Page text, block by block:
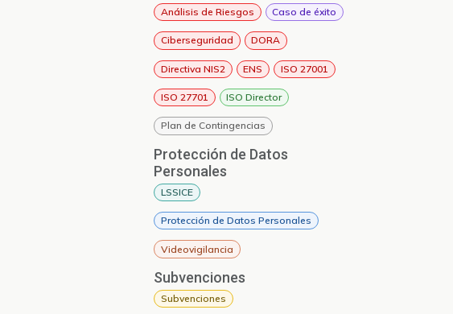
Análisis de Riesgos Caso de éxito
Ciberseguridad DORA
Directiva NIS2 ENS ISO 27001
ISO 27701 ISO Director
Plan de Contingencias
Protección de Datos
Personales
LSSICE
Protección de Datos Personales
Videovigilancia
Subvenciones
Subvenciones